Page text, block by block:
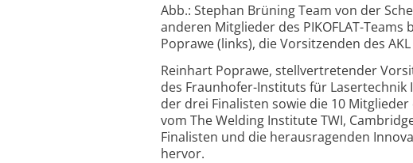
Abb.: Stephan Brüning Team von der
anderen Mitglieder des PIKOFLAT-
Poprawe (links), die Vorsitzenden des
Reinhart Poprawe, stellvertretender
des Fraunhofer-Instituts für Lasertechnik
der drei Finalisten sowie die 10
vom The Welding Institute TWI,
Finalisten und die herausragenden
hervor.